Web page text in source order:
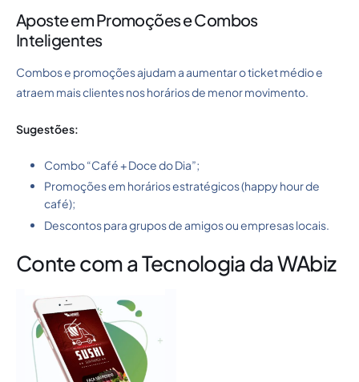
Aposte em Promoções e Combos
Inteligentes
Combos e promoções ajudam a aumentar o ticket médio e
atraem mais clientes nos horários de menor movimento.
Sugestões:
Combo “Café + Doce do Dia”;
Promoções em horários estratégicos (happy hour de
café);
Descontos para grupos de amigos ou empresas locais.
Conte com a Tecnologia da WAbiz